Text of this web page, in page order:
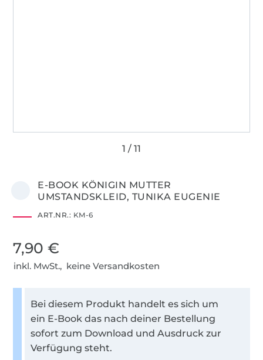
E-BOOK KÖNIGIN MUTTER
UMSTANDSKLEID, TUNIKA EUGENIE
ART.NR.: KM-6
7,90 €
inkl. MwSt., keine Versandkosten
Bei diesem Produkt handelt es sich um
ein E-Book das nach deiner Bestellung
sofort zum Download und Ausdruck zur
Verfügung steht.